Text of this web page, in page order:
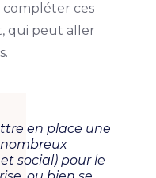
compléter ces
qui peut aller
en place une
social) pour le